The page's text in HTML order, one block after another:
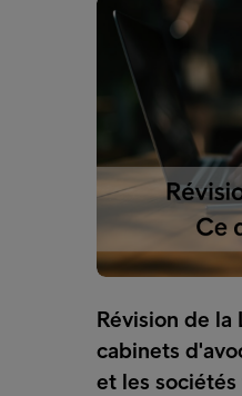
Révision de la
cabinets
et les